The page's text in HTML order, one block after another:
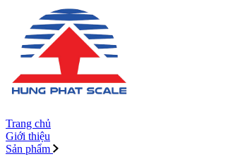
Trang chủ
Giới thiệu
Sản phẩm